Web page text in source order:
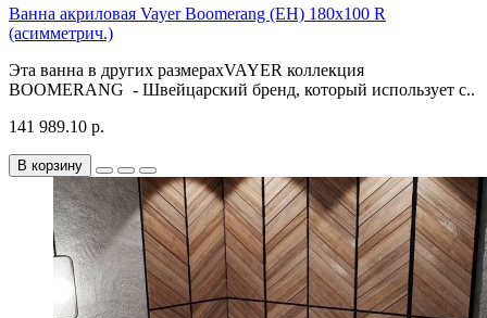
Ванна акриловая Vayer Boomerang (EH) 180x100 R
(асимметрич.)
Эта ванна в других размерахVAYER коллекция
BOOMERANG - Швейцарский бренд, который использует с..
141 989.10 р.
В корзину